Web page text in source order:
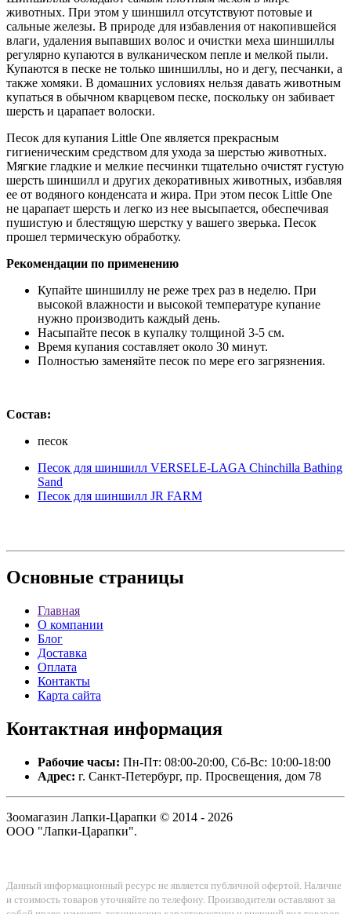
животных. При этом у шиншилл отсутствуют потовые и
сальные железы. В природе для избавления от накопившейся
влаги, удаления выпавших волос и очистки меха шиншиллы
регулярно купаются в вулканическом пепле и мелкой пыли.
Купаются в песке не только шиншиллы, но и дегу, песчанки, а
также хомяки. В домашних условиях нельзя давать животным
купаться в обычном кварцевом песке, поскольку он забивает
шерсть и царапает волоски.
Песок для купания Little One является прекрасным
гигиеническим средством для ухода за шерстью животных.
Мягкие гладкие и мелкие песчинки тщательно очистят густую
шерсть шиншилл и других декоративных животных, избавляя
ее от водяного конденсата и жира. При этом песок Little One
не царапает шерсть и легко из нее высыпается, обеспечивая
пушистую и блестящую шерстку у вашего зверька. Песок
прошел термическую обработку.
Рекомендации по применению
Купайте шиншиллу не реже трех раз в неделю. При
высокой влажности и высокой температуре купание
нужно производить каждый день.
Насыпайте песок в купалку толщиной 3-5 см.
Время купания составляет около 30 минут.
Полностью заменяйте песок по мере его загрязнения.
Состав:
песок
Песок для шиншилл VERSELE-LAGA Chinchilla Bathing
Sand
Песок для шиншилл JR FARM
Основные страницы
Главная
О компании
Блог
Доставка
Оплата
Контакты
Карта сайта
Контактная информация
Рабочие часы: Пн-Пт: 08:00-20:00, Сб-Вс: 10:00-18:00
Адрес: г. Санкт-Петербург, пр. Просвещения, дом 78
Зоомагазин Лапки-Царапки © 2014 - 2026
ООО "Лапки-Царапки".
Данный информационный ресурс не является публичной офертой. Наличие
и стоимость товаров уточняйте по телефону. Производители оставляют за